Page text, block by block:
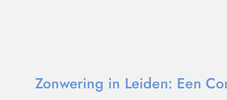
Zonwering in Leiden: Een